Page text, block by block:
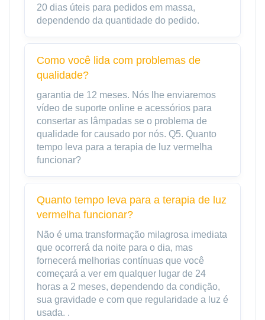
20 dias úteis para pedidos em massa,
dependendo da quantidade do pedido.
Como você lida com problemas de
qualidade?
garantia de 12 meses. Nós lhe enviaremos
vídeo de suporte online e acessórios para
consertar as lâmpadas se o problema de
qualidade for causado por nós. Q5. Quanto
tempo leva para a terapia de luz vermelha
funcionar?
Quanto tempo leva para a terapia de luz
vermelha funcionar?
Não é uma transformação milagrosa imediata
que ocorrerá da noite para o dia, mas
fornecerá melhorias contínuas que você
começará a ver em qualquer lugar de 24
horas a 2 meses, dependendo da condição,
sua gravidade e com que regularidade a luz é
usada. .